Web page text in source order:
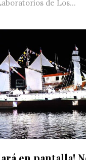
de Los...